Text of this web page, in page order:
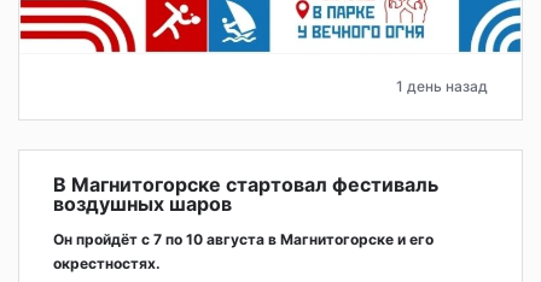
1 день назад
В Магнитогорске стартовал фестиваль
воздушных шаров
Он пройдёт с 7 по 10 августа в Магнитогорске и его
окрестностях.